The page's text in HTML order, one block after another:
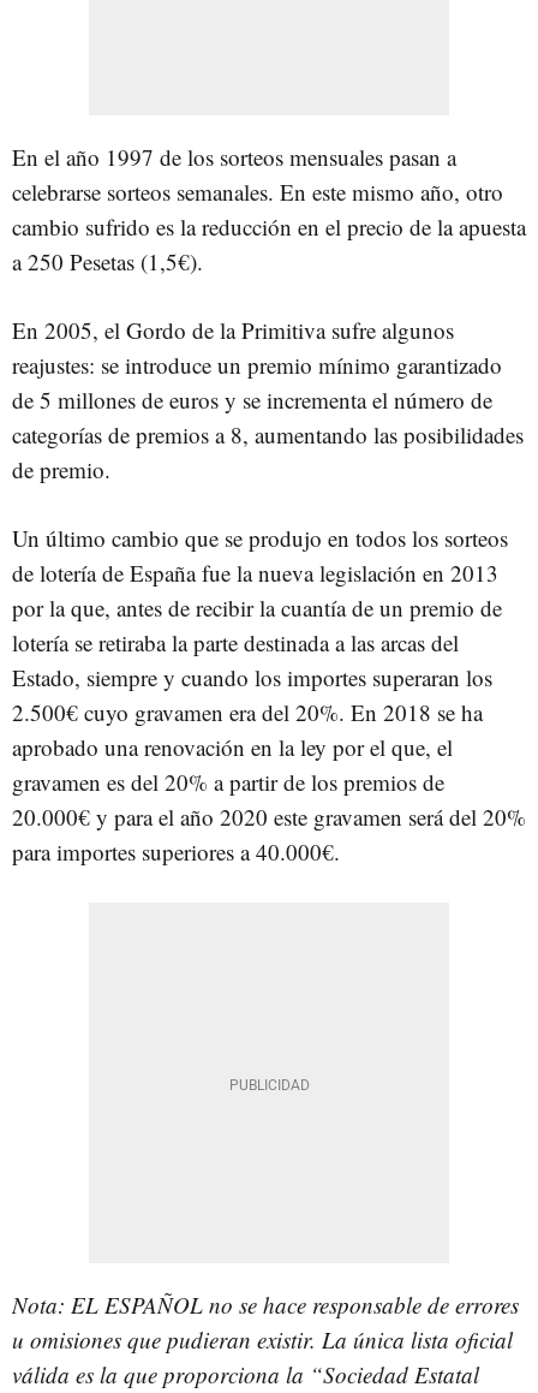
En el año 1997 de los sorteos mensuales pasan a
celebrarse sorteos semanales. En este mismo año, otro
cambio sufrido es la reducción en el precio de la apuesta
a 250 Pesetas (1,5€).
En 2005, el Gordo de la Primitiva sufre algunos
reajustes: se introduce un premio mínimo garantizado
de 5 millones de euros y se incrementa el número de
categorías de premios a 8, aumentando las posibilidades
de premio.
Un último cambio que se produjo en todos los sorteos
de lotería de España fue la nueva legislación en 2013
por la que, antes de recibir la cuantía de un premio de
lotería se retiraba la parte destinada a las arcas del
Estado, siempre y cuando los importes superaran los
2.500€ cuyo gravamen era del 20%. En 2018 se ha
aprobado una renovación en la ley por el que, el
gravamen es del 20% a partir de los premios de
20.000€ y para el año 2020 este gravamen será del 20%
para importes superiores a 40.000€.
Nota: EL ESPAÑOL no se hace responsable de errores
u omisiones que pudieran existir. La única lista oficial
válida es la que proporciona la “Sociedad Estatal